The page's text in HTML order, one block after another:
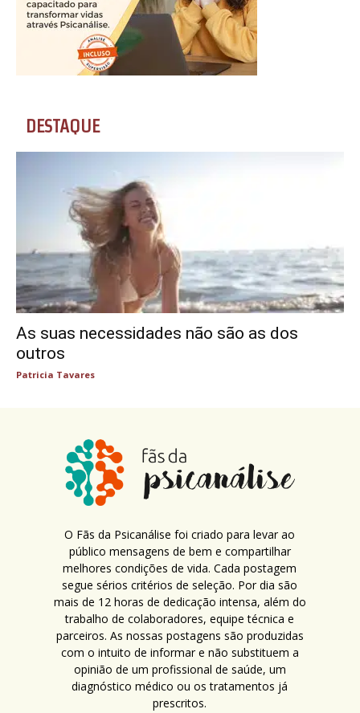
DESTAQUE
As suas necessidades não são as dos
outros
Patricia Tavares
O Fãs da Psicanálise foi criado para levar ao
público mensagens de bem e compartilhar
melhores condições de vida. Cada postagem
segue sérios critérios de seleção. Por dia são
mais de 12 horas de dedicação intensa, além do
trabalho de colaboradores, equipe técnica e
parceiros. As nossas postagens são produzidas
com o intuito de informar e não substituem a
opinião de um profissional de saúde, um
diagnóstico médico ou os tratamentos já
prescritos.